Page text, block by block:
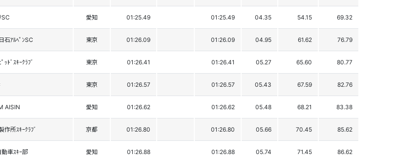
SC 愛知 01:25.49 01:25.49 04.35 54.15 69.32
石ｱﾙﾍﾟﾝSC 東京 01:26.09 01:26.09 04.95 61.62 76.79
ﾟｯﾄﾞｽｷｰｸﾗﾌﾞ 東京 01:26.41 01:26.41 05.27 65.60 80.77
東京 01:26.57 01:26.57 05.43 67.59 82.76
AISIN 愛知 01:26.62 01:26.62 05.48 68.21 83.38
作所ｽｷｰｸﾗﾌﾞ 京都 01:26.80 01:26.80 05.66 70.45 85.62
動車ｽｷｰ部 愛知 01:26.88 01:26.88 05.74 71.45 86.62